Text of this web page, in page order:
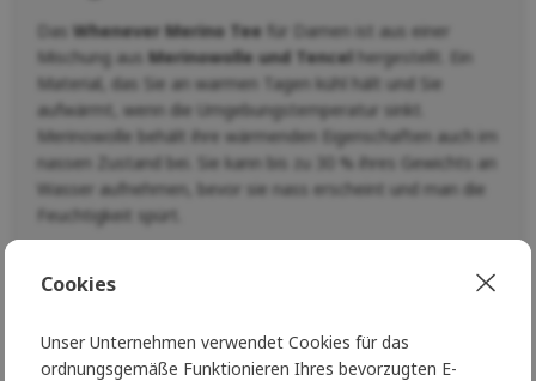
Das Whenever Merino Tee für Damen ist aus einer
Mischung aus Merinowolle und Tencel hergestellt. Ein
Material, das Sie an warmen Tagen kühl hält und Sie
aufwärmt, wenn die Umgebungstemperatur sinkt.
Merinowolle behält ihre wärmenden Eigenschaften auch im
nassen Zustand bei. Sie kann bis zu 30 % ihres Gewichts an
Wasser aufnehmen, bevor sie nass erscheint und man die
Feuchtigkeit spürt.
Technische Parameter
Cookies
Unser Unternehmen verwendet Cookies für das
ordnungsgemäße Funktionieren Ihres bevorzugten E-